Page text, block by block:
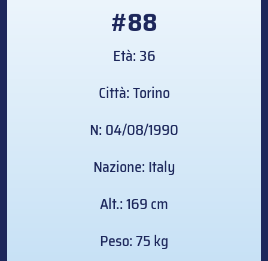
#88
Età: 36
Città: Torino
N: 04/08/1990
Nazione: Italy
Alt.: 169 cm
Peso: 75 kg